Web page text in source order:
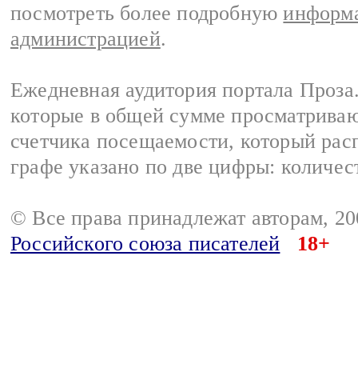
посмотреть более подробную
администрацией.
Ежедневная аудитория портала
которые в общей сумме
счетчика посещаемости, который
графе указано по две цифры:
© Все права принадлежат авторам,
Российского союза писателей
18+